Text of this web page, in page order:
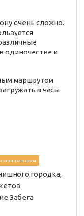
очень сложно.
одиночестве и
маршрутом
в часы
городка,
Забега